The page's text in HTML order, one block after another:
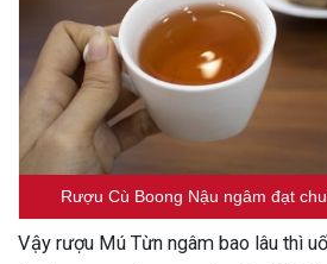
Rượu Cù Boong Nậu ngâm đạt
Vậy rượu Mú Từn ngâm bao lâu thì